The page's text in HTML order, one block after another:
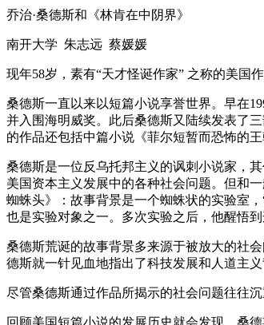
乔治·桑德斯和《林肯在中阴界》
南开大学 朱志远 蔡媛媛
现年58岁，素有“天才怪诞作家” 之称的美国
桑德斯一直以来以短篇小说享誉世界。早在
并入围海明威奖。此后桑德斯又陆续发表了
的作品还包括中篇小说《菲尔短暂而恐怖的
桑德斯是一位反乌托邦主义的讽刺小说家，
美国资本主义发展中的各种社会问题。但和
蜘蛛头》：故事背景是一个蜘蛛状的实验室
也是实验对象之一。多次实验之后，他醒悟
桑德斯荒诞的故事背景多来源于被放大的社
德斯就一针见血地指出了科技发展和人道主义
尽管桑德斯通过作品所揭示的社会问题往往
回顾美国短篇小说的发展历史就会发现，桑